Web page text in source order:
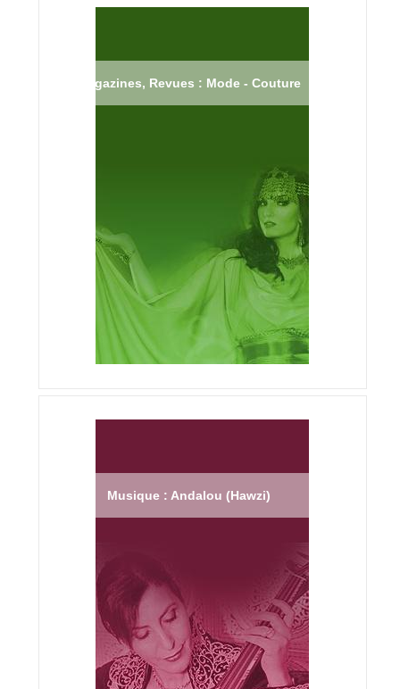
Magazines, Revues : Mode - Couture
Musique : Andalou (Hawzi)